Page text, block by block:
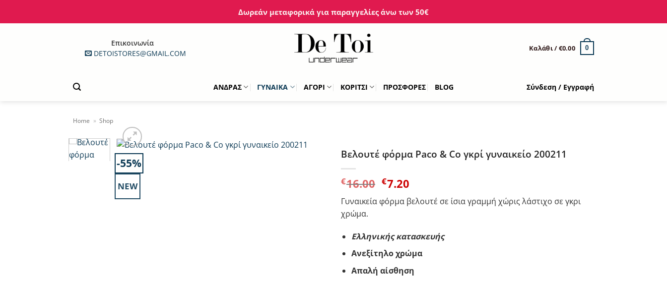
Δωρεάν μεταφορικά για παραγγελίες άνω των 50€
Επικοινωνία
DETOISTORES@GMAIL.COM
Καλάθι /€0.00 0
ΑΝΔΡΑΣ ΓΥΝΑΙΚΑ ΑΓΟΡΙ ΚΟΡΙΤΣΙ ΠΡΟΣΦΟΡΕΣ BLOG Σύνδεση / Εγγραφή
Home » Shop
-55%
NEW
Βελουτέ φόρμα Paco & Co γκρί γυναικείο 200211
€16.00 Original
price
was:
€7.20Η
τρέχουσα
τιμή
€7.20.
Γυναικεία φόρμα βελουτέ σε ίσια γραμμή χώρις λάστιχο σε γκρι
χρώμα.
Ελληνικής κατασκευής
Ανεξίτηλο χρώμα
Απαλή αίσθηση